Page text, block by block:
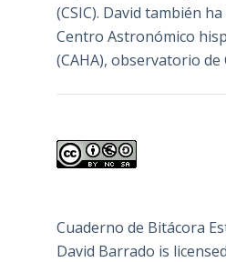
(CSIC). David también
Centro Astronómico
(CAHA), observatorio de
Cuaderno de Bitácora
David Barrado is